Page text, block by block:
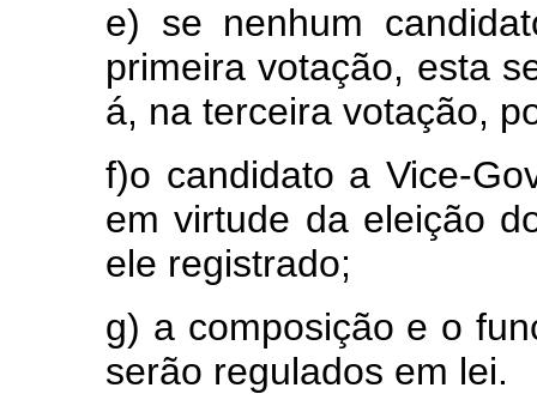
e) se nenhum
primeira votação, esta
á, na terceira votação,
f)o candidato a Vice-
em virtude da eleição
ele registrado;
g) a composição e o
serão regulados em lei.